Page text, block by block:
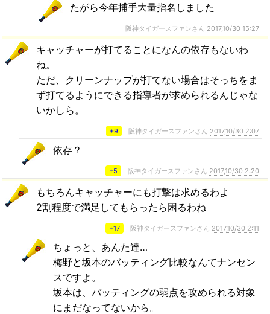
たがら今年捕手大量指名しました
阪神タイガースファンさん 2017,10/30 15:27
キャッチャーが打てることになんの依存もないわ
ね。
ただ、クリーンナップが打てない場合はそっちをま
ず打てるようにできる指導者が求められるんじゃな
いかしら。
+9 阪神タイガースファンさん 2017,10/30 2:07
依存？
+5 阪神タイガースファンさん 2017,10/30 2:20
もちろんキャッチャーにも打撃は求めるわよ
2割程度で満足してもらったら困るわね
+17 阪神タイガースファンさん 2017,10/30 2:11
ちょっと、あんた達…
梅野と坂本のバッティング比較なんてナンセン
スですよ。
坂本は、バッティングの弱点を攻められる対象
にまだなってないから。